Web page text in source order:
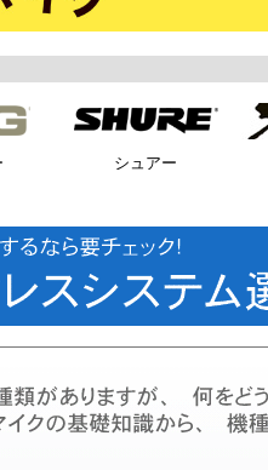
シュアー